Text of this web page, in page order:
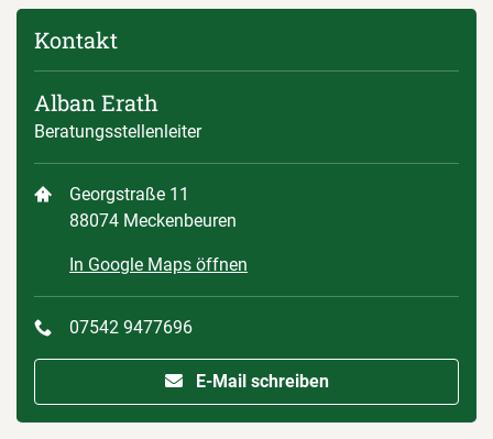
Kontakt
Alban Erath
Beratungsstellenleiter
Georgstraße 11
88074 Meckenbeuren
In Google Maps öffnen
07542 9477696
E-Mail schreiben